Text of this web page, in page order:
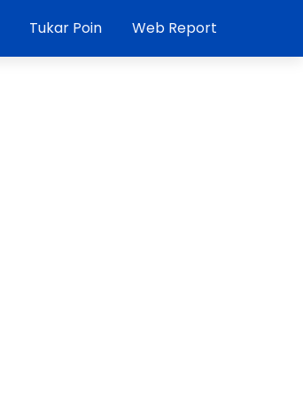
Tukar Poin Web Report